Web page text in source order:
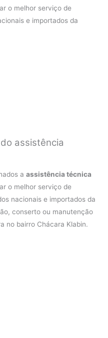
o melhor serviço de
e importados da
assistência
aassistência técnica
o melhor serviço de
nacionais e importados da
conserto ou manutenção
no bairro Chácara Klabin.